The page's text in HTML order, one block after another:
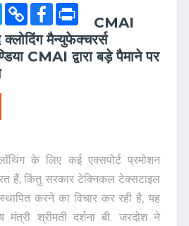
TwitterCopy
Link
Facebook
CMAI
मैन्युफेक्चरर्स
CMAI द्वारा बड़े पैमाने पर
के लिए कई एक्सपोर्ट प्रमोशन
हैं, किंतु सरकार टेक्निकल टेक्सटाइल
करने का विचार कर रही है, यह
मंत्री श्रीमती दर्शना बी. जरदोश ने